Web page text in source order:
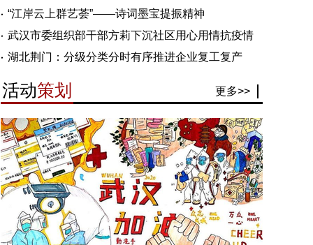
“江岸云上群艺荟”——诗词墨宝提振精神
武汉市委组织部干部方莉下沉社区用心用情抗疫情
湖北荆门：分级分类分时有序推进企业复工复产
活动策划 更多>>